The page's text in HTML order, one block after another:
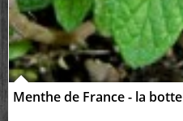
Menthe de France - la botte